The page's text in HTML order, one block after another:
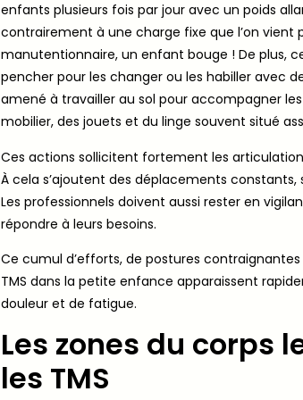
enfants plusieurs fois par jour avec un poids
contrairement à une charge fixe que l’on
manutentionnaire, un enfant bouge ! De plus,
pencher pour les changer ou les habiller avec
amené à travailler au sol pour accompagner
mobilier, des jouets et du linge souvent situé
Ces actions sollicitent fortement les
À cela s’ajoutent des déplacements
Les professionnels doivent aussi rester en
répondre à leurs besoins.
Ce cumul d’efforts, de postures
TMS dans la petite enfance apparaissent
douleur et de fatigue.
Les zones du corps
les TMS